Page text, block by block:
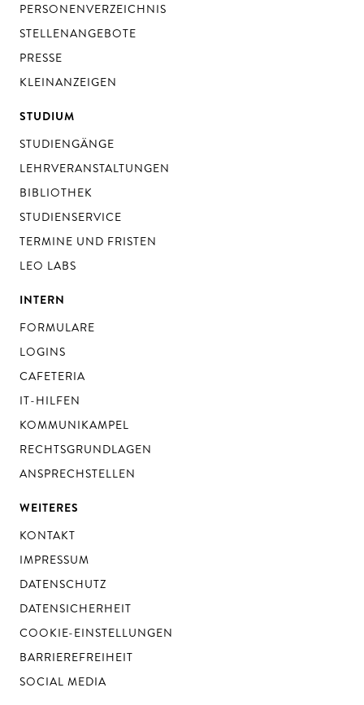
PERSONENVERZEICHNIS
STELLENANGEBOTE
PRESSE
KLEINANZEIGEN
STUDIUM
STUDIENGÄNGE
LEHRVERANSTALTUNGEN
BIBLIOTHEK
STUDIENSERVICE
TERMINE UND FRISTEN
LEO LABS
INTERN
FORMULARE
LOGINS
CAFETERIA
IT-HILFEN
KOMMUNIKAMPEL
RECHTSGRUNDLAGEN
ANSPRECHSTELLEN
WEITERES
KONTAKT
IMPRESSUM
DATENSCHUTZ
DATENSICHERHEIT
COOKIE-EINSTELLUNGEN
BARRIEREFREIHEIT
SOCIAL MEDIA